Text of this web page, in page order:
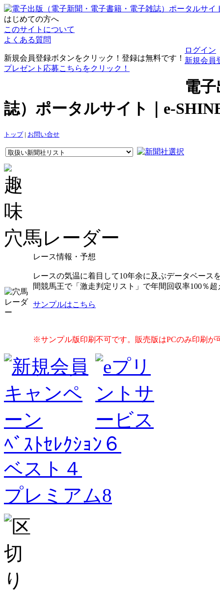
はじめての方へ
このサイトについて
よくある質問
新規会員登録ボタンをクリック！登録は無料です！
プレゼント応募こちらをクリック！
ログイン
新規会員
電
誌）ポータルサイト｜e-
トップ| お問い合せ
穴馬レーダー
レース情報・予想
レースの気温に着目して10年余に及ぶデータベー
間競馬王で「激走判定リスト」で年間回収率100％
サンプルはこちら
※サンプル版印刷不可です。販売版はPCのみ印刷が
ﾍﾞｽﾄｾﾚｸｼｮﾝ６
ベスト４
プレミアム8